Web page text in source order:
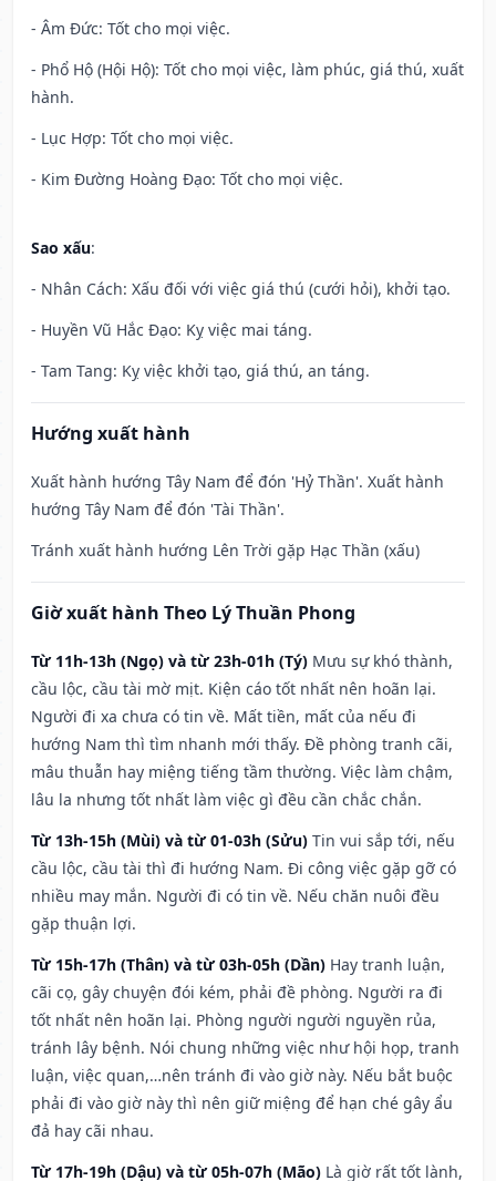
- Âm Đức: Tốt cho mọi việc.
- Phổ Hộ (Hội Hộ): Tốt cho mọi việc, làm phúc, giá thú, xuất
hành.
- Lục Hợp: Tốt cho mọi việc.
- Kim Đường Hoàng Đạo: Tốt cho mọi việc.
Sao xấu:
- Nhân Cách: Xấu đối với việc giá thú (cưới hỏi), khởi tạo.
- Huyền Vũ Hắc Đạo: Kỵ việc mai táng.
- Tam Tang: Kỵ việc khởi tạo, giá thú, an táng.
Hướng xuất hành
Xuất hành hướng Tây Nam để đón 'Hỷ Thần'. Xuất hành
hướng Tây Nam để đón 'Tài Thần'.
Tránh xuất hành hướng Lên Trời gặp Hạc Thần (xấu)
Giờ xuất hành Theo Lý Thuần Phong
Từ 11h-13h (Ngọ) và từ 23h-01h (Tý) Mưu sự khó thành,
cầu lộc, cầu tài mờ mịt. Kiện cáo tốt nhất nên hoãn lại.
Người đi xa chưa có tin về. Mất tiền, mất của nếu đi
hướng Nam thì tìm nhanh mới thấy. Đề phòng tranh cãi,
mâu thuẫn hay miệng tiếng tầm thường. Việc làm chậm,
lâu la nhưng tốt nhất làm việc gì đều cần chắc chắn.
Từ 13h-15h (Mùi) và từ 01-03h (Sửu) Tin vui sắp tới, nếu
cầu lộc, cầu tài thì đi hướng Nam. Đi công việc gặp gỡ có
nhiều may mắn. Người đi có tin về. Nếu chăn nuôi đều
gặp thuận lợi.
Từ 15h-17h (Thân) và từ 03h-05h (Dần) Hay tranh luận,
cãi cọ, gây chuyện đói kém, phải đề phòng. Người ra đi
tốt nhất nên hoãn lại. Phòng người người nguyền rủa,
tránh lây bệnh. Nói chung những việc như hội họp, tranh
luận, việc quan,…nên tránh đi vào giờ này. Nếu bắt buộc
phải đi vào giờ này thì nên giữ miệng để hạn ché gây ẩu
đả hay cãi nhau.
Từ 17h-19h (Dậu) và từ 05h-07h (Mão) Là giờ rất tốt lành,